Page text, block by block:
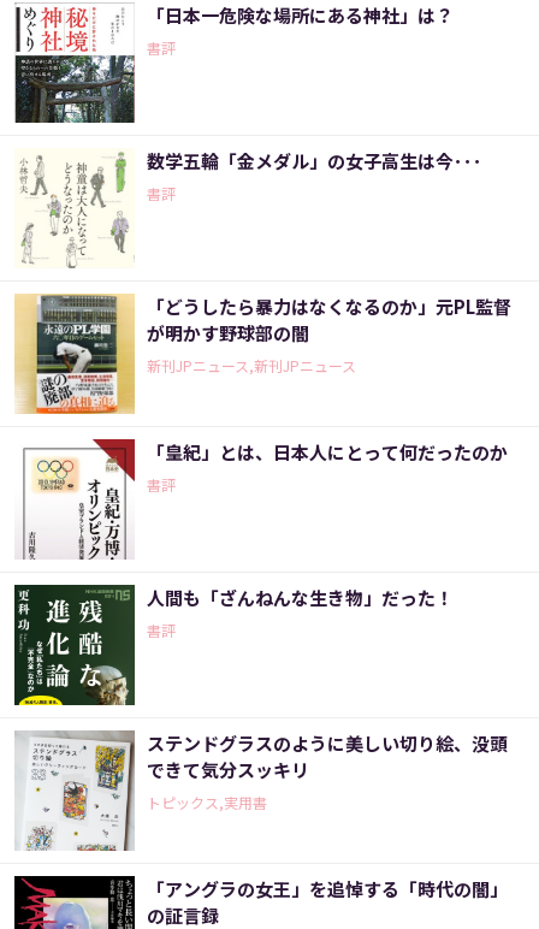
「日本一危険な場所にある神社」は？
書評
数学五輪「金メダル」の女子高生は今･･･
書評
「どうしたら暴力はなくなるのか」元PL監督
が明かす野球部の闇
新刊JPニュース,新刊JPニュース
「皇紀」とは、日本人にとって何だったのか
書評
人間も「ざんねんな生き物」だった！
書評
ステンドグラスのように美しい切り絵、没頭
できて気分スッキリ
トピックス,実用書
「アングラの女王」を追悼する「時代の闇」
の証言録